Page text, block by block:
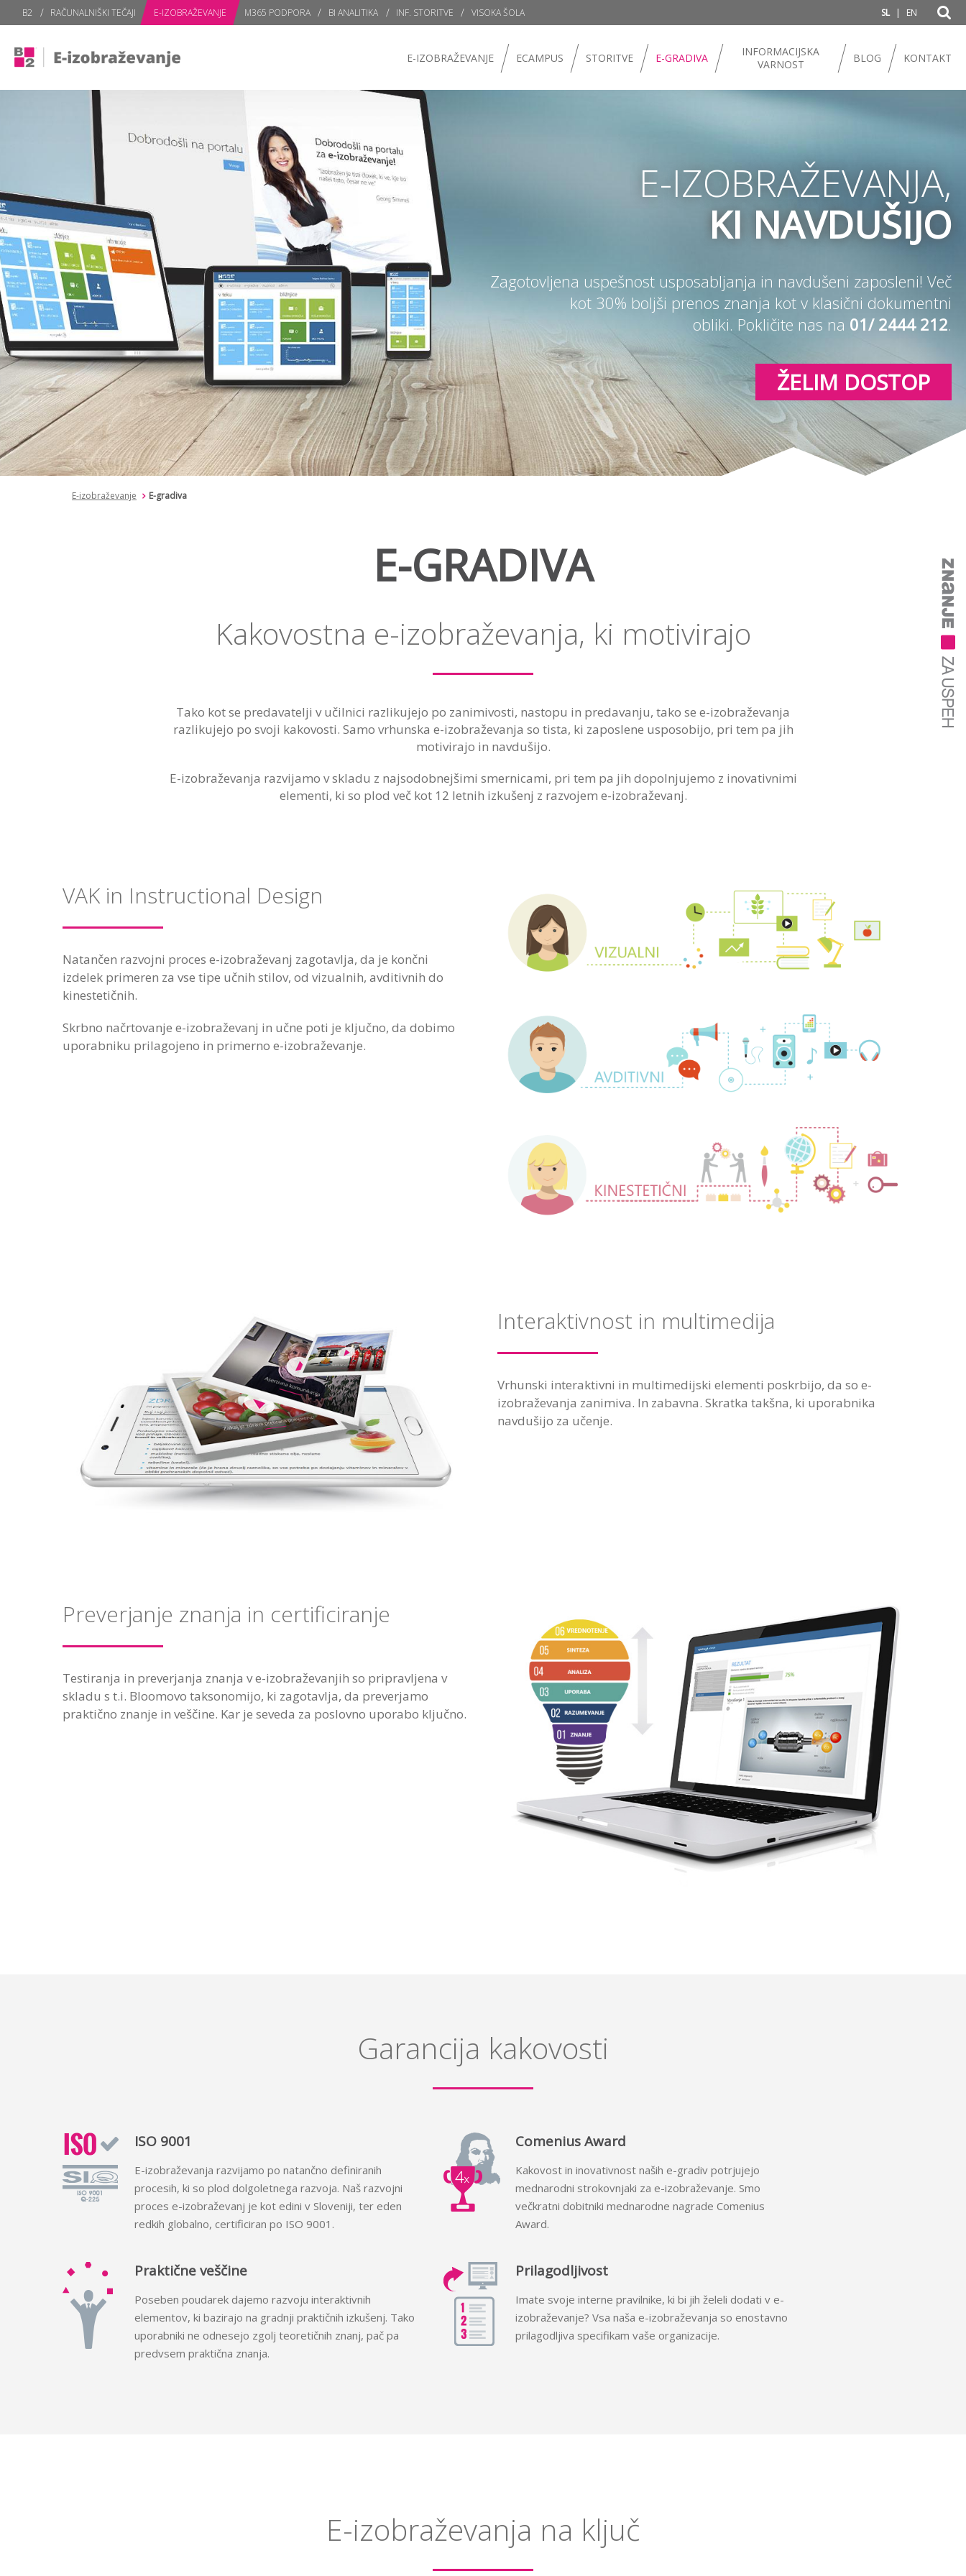
B2 RAČUNALNIŠKI TEČAJI E-IZOBRAŽEVANJE M365 PODPORA BI ANALITIKA INF. STORITVE VISOKA ŠOLA SL | EN
E-IZOBRAŽEVANJE ECAMPUS STORITVE E-GRADIVA
INFORMACIJSKA
VARNOST
BLOG KONTAKT
E-IZOBRAŽEVANJA,
KI NAVDUŠIJO
Zagotovljena uspešnost usposabljanja in navdušeni zaposleni! Več
kot 30% boljši prenos znanja kot v klasični dokumentni
obliki. Pokličite nas na 01/ 2444 212.
ŽELIM DOSTOP
E-izobraževanje E-gradiva
E-GRADIVA
Kakovostna e-izobraževanja, ki motivirajo
Tako kot se predavatelji v učilnici razlikujejo po zanimivosti, nastopu in predavanju, tako se e-izobraževanja
razlikujejo po svoji kakovosti. Samo vrhunska e-izobraževanja so tista, ki zaposlene usposobijo, pri tem pa jih
motivirajo in navdušijo.
E-izobraževanja razvijamo v skladu z najsodobnejšimi smernicami, pri tem pa jih dopolnjujemo z inovativnimi
elementi, ki so plod več kot 12 letnih izkušenj z razvojem e-izobraževanj.
VAK in Instructional Design
Natančen razvojni proces e-izobraževanj zagotavlja, da je končni
izdelek primeren za vse tipe učnih stilov, od vizualnih, avditivnih do
kinestetičnih.
Skrbno načrtovanje e-izobraževanj in učne poti je ključno, da dobimo
uporabniku prilagojeno in primerno e-izobraževanje.
Interaktivnost in multimedija
Vrhunski interaktivni in multimedijski elementi poskrbijo, da so e-
izobraževanja zanimiva. In zabavna. Skratka takšna, ki uporabnika
navdušijo za učenje.
Preverjanje znanja in certificiranje
Testiranja in preverjanja znanja v e-izobraževanjih so pripravljena v
skladu s t.i. Bloomovo taksonomijo, ki zagotavlja, da preverjamo
praktično znanje in veščine. Kar je seveda za poslovno uporabo ključno.
Garancija kakovosti
ISO 9001
E-izobraževanja razvijamo po natančno definiranih
procesih, ki so plod dolgoletnega razvoja. Naš razvojni
proces e-izobraževanj je kot edini v Sloveniji, ter eden
redkih globalno, certificiran po ISO 9001.
Comenius Award
Kakovost in inovativnost naših e-gradiv potrjujejo
mednarodni strokovnjaki za e-izobraževanje. Smo
večkratni dobitniki mednarodne nagrade Comenius
Award.
Praktične veščine
Poseben poudarek dajemo razvoju interaktivnih
elementov, ki bazirajo na gradnji praktičnih izkušenj. Tako
uporabniki ne odnesejo zgolj teoretičnih znanj, pač pa
predvsem praktična znanja.
Prilagodljivost
Imate svoje interne pravilnike, ki bi jih želeli dodati v e-
izobraževanje? Vsa naša e-izobraževanja so enostavno
prilagodljiva specifikam vaše organizacije.
E-izobraževanja na ključ